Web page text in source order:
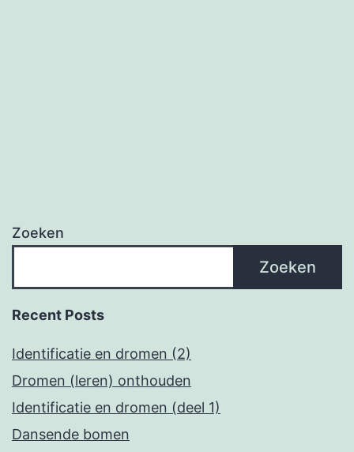
Zoeken
Zoeken
Recent Posts
Identificatie en dromen (2)
Dromen (leren) onthouden
Identificatie en dromen (deel 1)
Dansende bomen